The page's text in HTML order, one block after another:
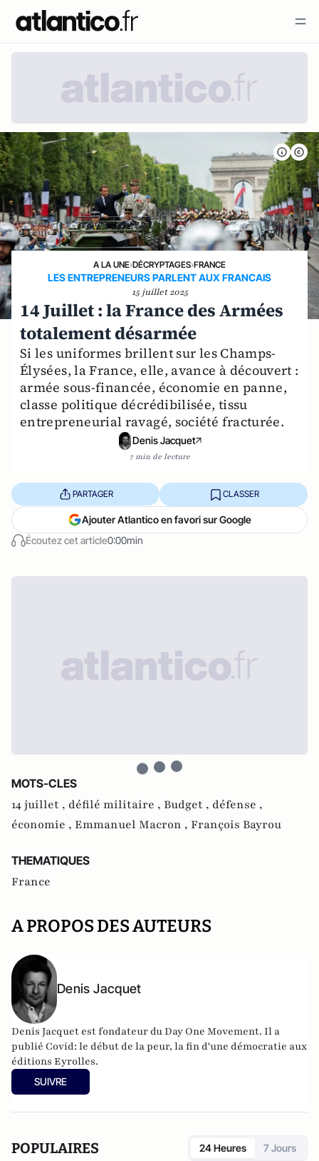
A LA UNE›DÉCRYPTAGES›FRANCE
LES ENTREPRENEURS PARLENT AUX FRANCAIS
15 juillet 2025
14 Juillet : la France des Armées
totalement désarmée
Si les uniformes brillent sur les Champs-
Élysées, la France, elle, avance à découvert :
armée sous-financée, économie en panne,
classe politique décrédibilisée, tissu
entrepreneurial ravagé, société fracturée.
Denis Jacquet
7 min de lecture
Écoutez cet article0:00min
PARTAGER CLASSER
Ajouter Atlantico en favori sur Google
MOTS-CLES
14 juillet , défilé militaire , Budget , défense ,
économie , Emmanuel Macron , François Bayrou
THEMATIQUES
France
A PROPOS DES AUTEURS
Denis Jacquet
Denis Jacquet est fondateur du Day One Movement. Il a
publié Covid: le début de la peur, la fin d'une démocratie aux
éditions Eyrolles.
SUIVRE
POPULAIRES 24 Heures 7 Jours